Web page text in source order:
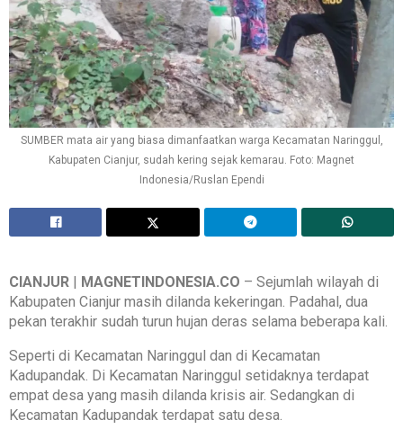
SUMBER mata air yang biasa dimanfaatkan warga Kecamatan Naringgul,
Kabupaten Cianjur, sudah kering sejak kemarau. Foto: Magnet
Indonesia/Ruslan Ependi
CIANJUR | MAGNETINDONESIA.CO – Sejumlah wilayah di
Kabupaten Cianjur masih dilanda kekeringan. Padahal, dua
pekan terakhir sudah turun hujan deras selama beberapa kali.
Seperti di Kecamatan Naringgul dan di Kecamatan
Kadupandak. Di Kecamatan Naringgul setidaknya terdapat
empat desa yang masih dilanda krisis air. Sedangkan di
Kecamatan Kadupandak terdapat satu desa.